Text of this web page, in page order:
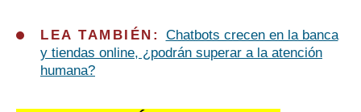
LEA TAMBIÉN: Chatbots crecen en la banca
y tiendas online, ¿podrán superar a la atención
humana?